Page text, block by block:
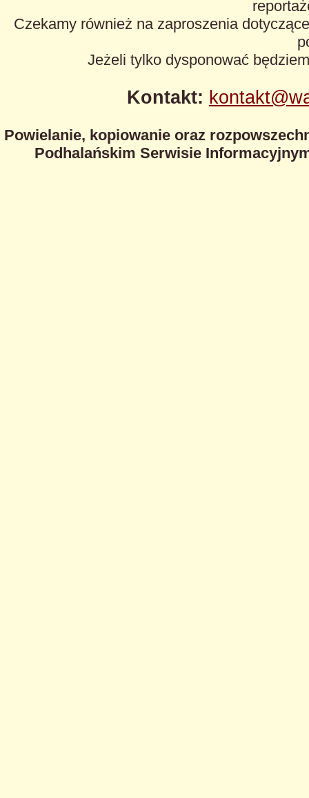
Czekamy również na zaproszenia
Jeżeli tylko dysponować
Kontakt:
Powielanie, kopiowanie oraz
Podhalańskim Serwisie